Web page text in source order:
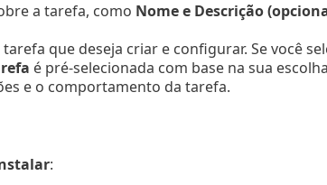
a tarefa, como Nome e Descrição
que deseja criar e configurar. Se você
é pré-selecionada com base na sua
e o comportamento da tarefa.
: